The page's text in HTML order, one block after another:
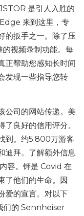
是引人入胜的
来到这里，专
的扳手之一。除了压
视频录制功能。每
正帮助您感知长时间
发现一些指导您转
公司的网站传递。美
良好的信用评分。
到。约5.800万游客
迪拜。了解额外信息
容。钾是 Covid 在
了他们的生命。因
爱的宣言。对以下
们的 Sennheiser